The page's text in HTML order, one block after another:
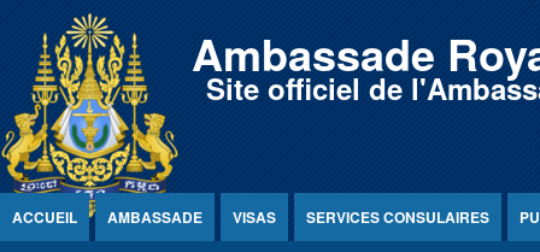
Jump to Content Ambassade
Site officiel de
ACCUEIL AMBASSADE VISAS SERVICES CONSULAIRES